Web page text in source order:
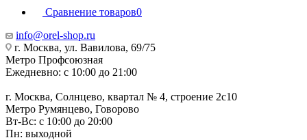
Сравнение товаров0
info@orel-shop.ru
г. Москва, ул. Вавилова, 69/75
Метро Профсоюзная
Ежедневно: с 10:00 до 21:00
г. Москва, Солнцево, квартал № 4, строение 2с10
Метро Румянцево, Говорово
Вт-Вс: с 10:00 до 20:00
Пн: выходной